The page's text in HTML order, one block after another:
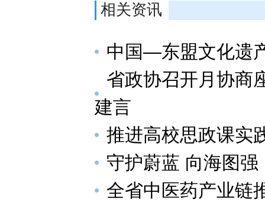
相关资讯
中国—东盟文化遗
省政协召开月协商
建言
推进高校思政课实
守护蔚蓝 向海图强
全省中医药产业链